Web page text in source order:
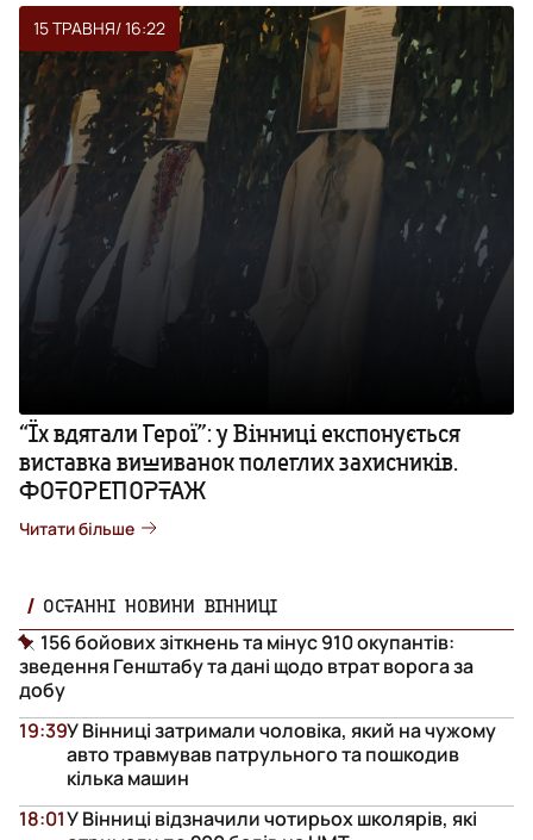
15 ТРАВНЯ/ 16:22
“Їх вдягали Герої”: у Вінниці експонується
виставка вишиванок полеглих захисників.
ФОТОРЕПОРТАЖ
Читати більше
ОСТАННІ НОВИНИ ВІННИЦІ
156 бойових зіткнень та мінус 910 окупантів:
зведення Генштабу та дані щодо втрат ворога за
добу
У Вінниці затримали чоловіка, який на чужому
авто травмував патрульного та пошкодив
кілька машин
19:39
У Вінниці відзначили чотирьох школярів, які
18:01